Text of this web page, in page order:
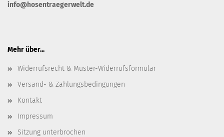
info@hosentraegerwelt.de
Mehr über...
Widerrufsrecht & Muster-Widerrufsformular
Versand- & Zahlungsbedingungen
Kontakt
Impressum
Sitzung unterbrochen